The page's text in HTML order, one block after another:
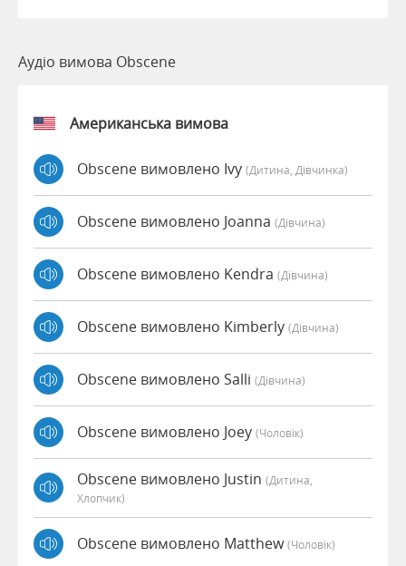
Аудіо вимова Obscene
Американська вимова
Obscene вимовлено Ivy (дитина, Дівчинка)
Obscene вимовлено Joanna (дівчина)
Obscene вимовлено Kendra (дівчина)
Obscene вимовлено Kimberly (дівчина)
Obscene вимовлено Salli (дівчина)
Obscene вимовлено Joey (чоловік)
Obscene вимовлено Justin (дитина,
Хлопчик)
Obscene вимовлено Matthew(чоловік)